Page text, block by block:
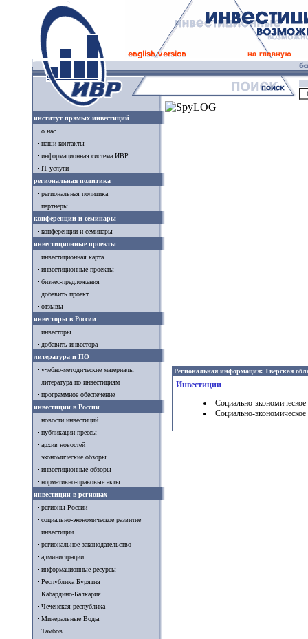
институт прямых инвестиций
о нас
наши контакты
информационная система ИВР
IT услуги
региональная политика
региональная политика
партнеры
конференции и семинары
конференции и семинары
инвестиционные проекты
инвестиционная карта
инвестиционные проекты
бизнес-предложения
добавить проект
отзывы
инвесторы в России
инвесторы
добавить инвестора
литература и ПО
учебно-методические материалы
литература по инвестициям
программное обеспечение
инвестиции в России
новости инвестиций
публикации прессы
архив новостей
экономические обзоры
инвестиционные обзоры
нормативно-правовые акты
инвестиции в регионах
регионы России
социально-экономическое развитие
инвестиции
региональное законодательство
администрации
информационные ресурсы
Республика Бурятия
Кабардино-Балкария
Чеченская республика
Минеральные Воды
Тамбов
Региональная информация: Тверская
Инвестиции
Социально-экономическое
Социально-